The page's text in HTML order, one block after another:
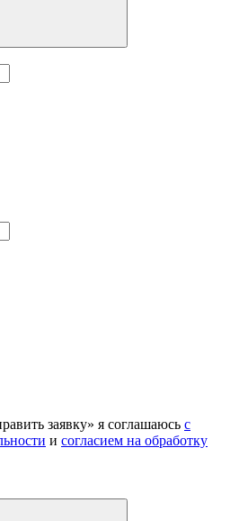
заявку» я соглашаюсь с
и согласием на обработку